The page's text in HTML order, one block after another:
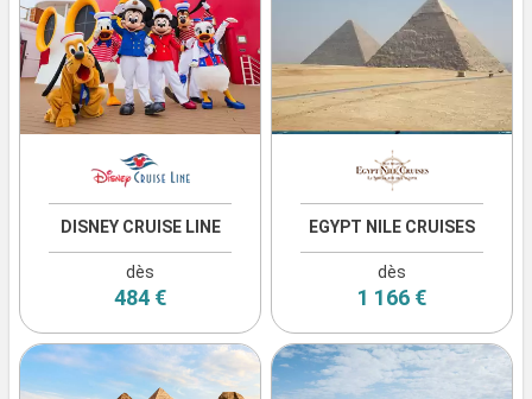
DISNEY CRUISE LINE
dès
484 €
EGYPT NILE CRUISES
dès
1 166 €